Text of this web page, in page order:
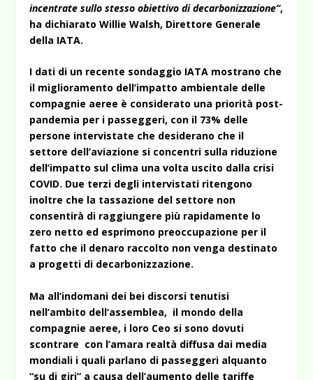
incentrate sullo stesso obiettivo di decarbonizzazione”,
ha dichiarato Willie Walsh, Direttore Generale
della IATA.
I dati di un recente sondaggio IATA mostrano che
il miglioramento dell’impatto ambientale delle
compagnie aeree è considerato una priorità post-
pandemia per i passeggeri, con il 73% delle
persone intervistate che desiderano che il
settore dell’aviazione si concentri sulla riduzione
dell’impatto sul clima una volta uscito dalla crisi
COVID. Due terzi degli intervistati ritengono
inoltre che la tassazione del settore non
consentirà di raggiungere più rapidamente lo
zero netto ed esprimono preoccupazione per il
fatto che il denaro raccolto non venga destinato
a progetti di decarbonizzazione.
Ma all’indomani dei bei discorsi tenutisi
nell’ambito dell’assemblea, il mondo della
compagnie aeree, i loro Ceo si sono dovuti
scontrare con l’amara realtà diffusa dai media
mondiali i quali parlano di passeggeri alquanto
“su di giri” a causa dell’aumento delle tariffe